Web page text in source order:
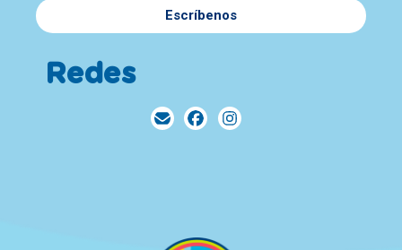
Escríbenos
Redes